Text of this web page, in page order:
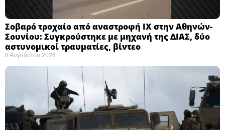
Σοβαρό τροχαίο από αναστροφή ΙΧ στην Αθηνών-
Σουνίου: Συγκρούστηκε με μηχανή της ΔΙΑΣ, δύο
αστυνομικοί τραυματίες, βίντεο
8 Αυγούστου 2026